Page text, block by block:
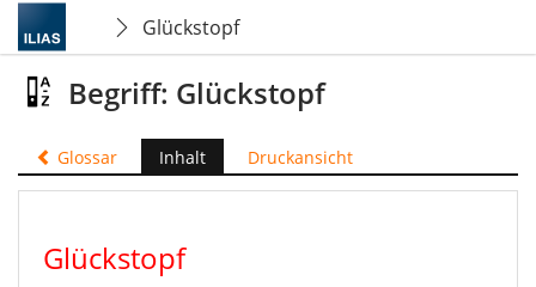
Glückstopf
Begriff: Glückstopf
Glossar Inhalt Druckansicht
Glückstopf